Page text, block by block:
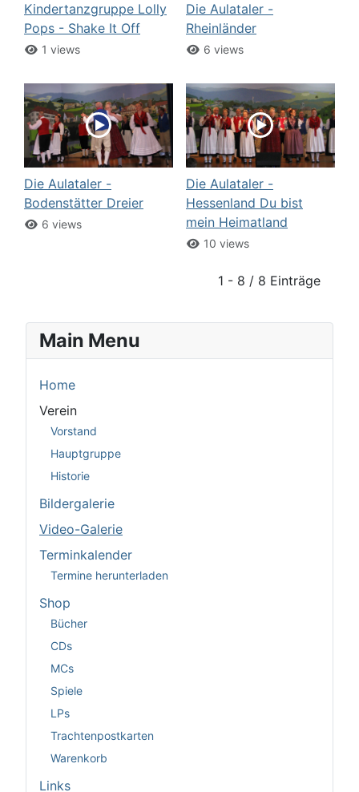
Kindertanzgruppe Lolly
Pops - Shake It Off
1 views
Die Aulataler -
Rheinländer
6 views
Die Aulataler -
Bodenstätter Dreier
6 views
Die Aulataler -
Hessenland Du bist
mein Heimatland
10 views
1 - 8 / 8 Einträge
Main Menu
Home
Verein
Vorstand
Hauptgruppe
Historie
Bildergalerie
Video-Galerie
Terminkalender
Termine herunterladen
Shop
Bücher
CDs
MCs
Spiele
LPs
Trachtenpostkarten
Warenkorb
Links